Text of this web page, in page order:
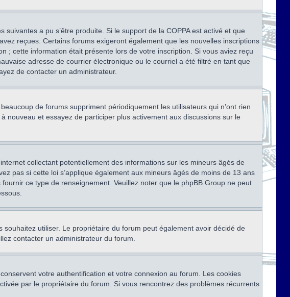
a pu s’être produite. Si le support de la COPPA est activé et que
reçues. Certains forums exigeront également que les nouvelles inscriptions
; cette information était présente lors de votre inscription. Si vous aviez reçu
adresse de courrier électronique ou le courriel a été filtré en tant que
de contacter un administrateur.
de forums suppriment périodiquement les utilisateurs qui n’ont rien
nouveau et essayez de participer plus activement aux discussions sur le
collectant potentiellement des informations sur les mineurs âgés de
pas si cette loi s’applique également aux mineurs âgés de moins de 13 ans
ce type de renseignement. Veuillez noter que le phpBB Group ne peut
utiliser. Le propriétaire du forum peut également avoir décidé de
contacter un administrateur du forum.
votre authentification et votre connexion au forum. Les cookies
par le propriétaire du forum. Si vous rencontrez des problèmes récurrents